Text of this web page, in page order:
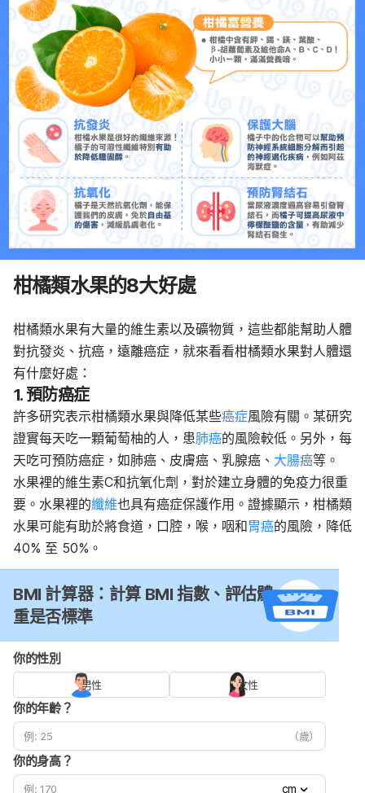
柑橘類水果的8大好處
柑橘類水果有大量的維生素以及礦物質，這些都能幫助人體
對抗發炎、抗癌，遠離癌症，就來看看柑橘類水果對人體還
有什麼好處：
1. 預防癌症
許多研究表示柑橘類水果與降低某些癌症風險有關。某研究
證實每天吃一顆葡萄柚的人，患肺癌的風險較低。另外，每
天吃可預防癌症，如肺癌、皮膚癌、乳腺癌、 大腸癌等。
水果裡的維生素C和抗氧化劑，對於建立身體的免疫力很重
要。水果裡的纖維也具有癌症保護作用。證據顯示，柑橘類
水果可能有助於將食道，口腔，喉，咽和胃癌的風險，降低
40% 至 50%。
BMI 計算器：計算 BMI 指數、評估體
重是否標準
你的性別
男性 女性
你的年齡？
（歲）
你的身高？
cm